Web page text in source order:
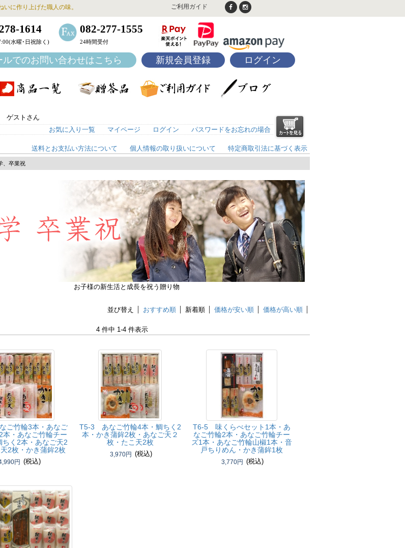
に作り上げた職人の味。 ご利用ガイド
1614
水曜･日祝除く)
082-277-1555
24時間受付
ルでのお問い合わせはこちら 新規会員登録 ログイン
ゲストさん
お気に入り一覧
マイページ ログイン パスワードをお忘れの場合
送料とお支払い方法について 個人情報の取り扱いについて 特定商取引法に基づく表示
、卒業祝
お子様の新生活と成長を祝う贈り物
並び替え おすすめ順 新着順 価格が安い順 価格が高い順
4 件中 1-4 件表示
ご竹輪3本・あなご
本・あなご竹輪チー
ちく2本・あなご天2
2枚・かき蒲鉾2枚
円 (税込)
T5-3 あなご竹輪4本・鯛ちく2
本・かき蒲鉾2枚・あなご天２
枚・たこ天2枚
3,970円 (税込)
T6-5 味くらべセット1本・あ
なご竹輪2本・あなご竹輪チー
ズ1本・あなご竹輪山椒1本・音
戸ちりめん・かき蒲鉾1枚
3,770円 (税込)